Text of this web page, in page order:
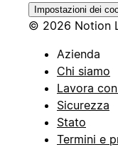
Impostazioni dei
© 2026 Notion
Azienda
Chi siamo
Lavora
Sicurezza
Stato
Termini e